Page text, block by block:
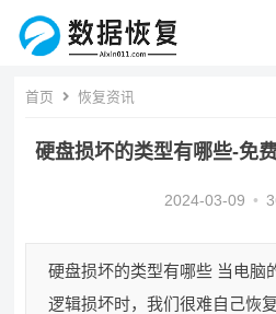
首页 恢复资讯
硬盘损坏的类型有哪些-免
2024-03-09 •
硬盘损坏的类型有哪些 当电脑
逻辑损坏时，我们很难自己恢